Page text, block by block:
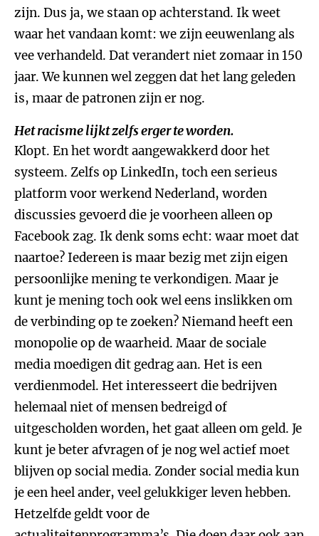
zijn. Dus ja, we staan op achterstand. Ik weet
waar het vandaan komt: we zijn eeuwenlang als
vee verhandeld. Dat verandert niet zomaar in 150
jaar. We kunnen wel zeggen dat het lang geleden
is, maar de patronen zijn er nog.
Het racisme lijkt zelfs erger te worden.
Klopt. En het wordt aangewakkerd door het
systeem. Zelfs op LinkedIn, toch een serieus
platform voor werkend Nederland, worden
discussies gevoerd die je voorheen alleen op
Facebook zag. Ik denk soms echt: waar moet dat
naartoe? Iedereen is maar bezig met zijn eigen
persoonlijke mening te verkondigen. Maar je
kunt je mening toch ook wel eens inslikken om
de verbinding op te zoeken? Niemand heeft een
monopolie op de waarheid. Maar de sociale
media moedigen dit gedrag aan. Het is een
verdienmodel. Het interesseert die bedrijven
helemaal niet of mensen bedreigd of
uitgescholden worden, het gaat alleen om geld. Je
kunt je beter afvragen of je nog wel actief moet
blijven op social media. Zonder social media kun
je een heel ander, veel gelukkiger leven hebben.
Hetzelfde geldt voor de